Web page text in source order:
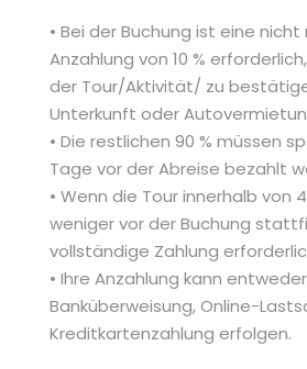
• Bei der Buchung ist eine
Anzahlung von 10 %
der Tour/Aktivität/ zu
Unterkunft oder
• Die restlichen 90 % müssen
Tage vor der Abreise bezahlt
• Wenn die Tour innerhalb von
weniger vor der Buchung
vollständige Zahlung
• Ihre Anzahlung kann
Banküberweisung, Online-
Kreditkartenzahlung erfolgen.